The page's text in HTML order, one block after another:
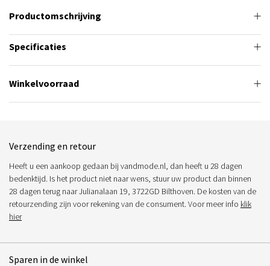
Productomschrijving
Specificaties
Winkelvoorraad
Verzending en retour
Heeft u een aankoop gedaan bij vandmode.nl, dan heeft u 28 dagen
bedenktijd. Is het product niet naar wens, stuur uw product dan binnen
28 dagen terug naar Julianalaan 19, 3722GD Bilthoven. De kosten van de
retourzending zijn voor rekening van de consument. Voor meer info klik
hier
Sparen in de winkel